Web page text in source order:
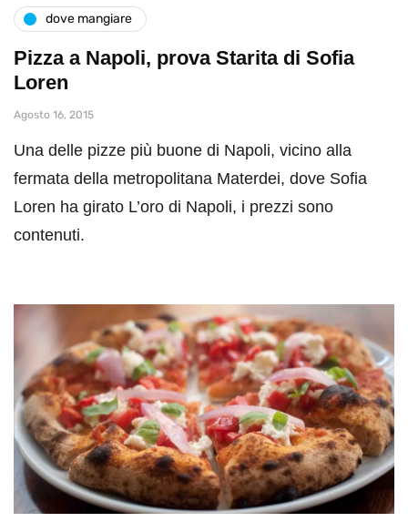
dove mangiare
Pizza a Napoli, prova Starita di Sofia
Loren
Agosto 16, 2015
Una delle pizze più buone di Napoli, vicino alla
fermata della metropolitana Materdei, dove Sofia
Loren ha girato L’oro di Napoli, i prezzi sono
contenuti.